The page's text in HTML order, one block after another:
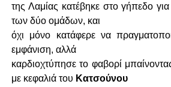
της Λαμίας κατέβηκε στο γήπεδο
των δύο ομάδων, και
όχι μόνο κατάφερε να
εμφάνιση, αλλά
καρδιοχτύπησε το φαβορί
με κεφαλιά του Κατσούνου